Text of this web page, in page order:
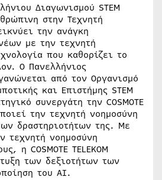
Διαγωνισμού STEM
στην Τεχνητή
την ανάγκη
με την τεχνητή
που καθορίζει το
Ο Πανελλήνιος
από τον Οργανισμό
και Επιστήμης STEM
συνεργάτη την COSMOTE
την τεχνητή νοημοσύνη
δραστηριοτήτων της. Με
τεχνητή νοημοσύνη
η COSMOTE TELEKOM
των δεξιοτήτων των
του ΑΙ.